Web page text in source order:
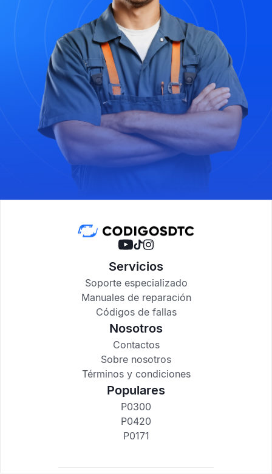
Servicios
Soporte especializado
Manuales de reparación
Códigos de fallas
Nosotros
Contactos
Sobre nosotros
Términos y condiciones
Populares
P0300
P0420
P0171